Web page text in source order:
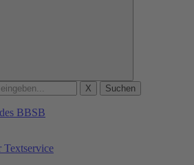
X Suchen
BBSB